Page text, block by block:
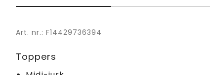
Art. nr.: F14429736394
Toppers